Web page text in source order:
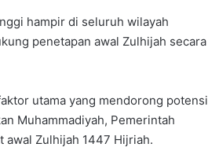
hampir di seluruh wilayah
penetapan awal Zulhijah secara
utama yang mendorong potensi
Muhammadiyah, Pemerintah
awal Zulhijah 1447 Hijriah.